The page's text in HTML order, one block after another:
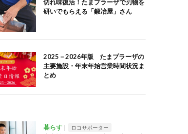
切れ味復活！たまプラーザで刃物を
研いでもらえる「鍛冶屋」さん
2025－2026年版 たまプラーザの
主要施設・年末年始営業時間状況ま
とめ
暮らす ロコサポーター